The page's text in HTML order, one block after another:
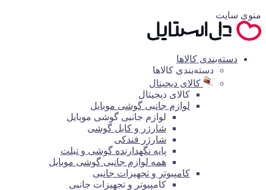
منوی سایت
دسته‌بندی کالاها
دسته‌بندی کالاها
کالای دیجیتال
کالای دیجیتال
لوازم جانبی گوشی موبایل
لوازم جانبی گوشی موبایل
شارژر و کابل گوشی
شارژر فندکی
پایه نگهدارنده گوشی و تبلت
همه لوازم جانبی گوشی موبایل
کامپیوتر و تجهیزات جانبی
کامپیوتر و تجهیزات جانبی